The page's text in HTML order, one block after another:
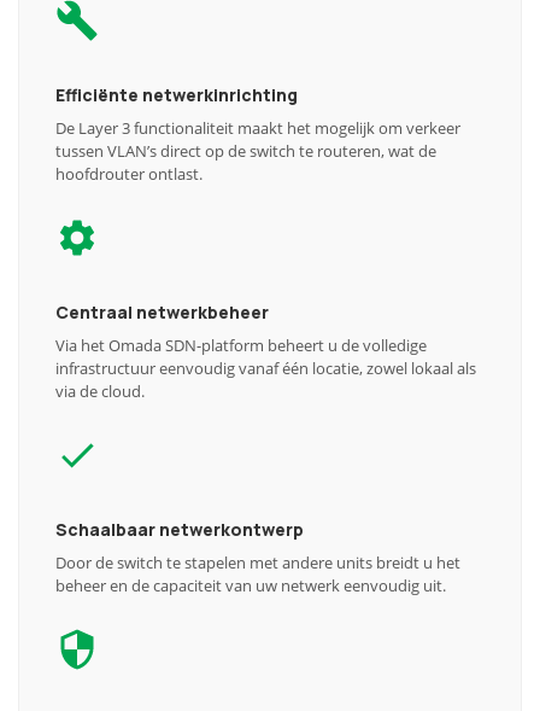
Efficiënte netwerkinrichting
De Layer 3 functionaliteit maakt het mogelijk om verkeer
tussen VLAN’s direct op de switch te routeren, wat de
hoofdrouter ontlast.
Centraal netwerkbeheer
Via het Omada SDN-platform beheert u de volledige
infrastructuur eenvoudig vanaf één locatie, zowel lokaal als
via de cloud.
Schaalbaar netwerkontwerp
Door de switch te stapelen met andere units breidt u het
beheer en de capaciteit van uw netwerk eenvoudig uit.